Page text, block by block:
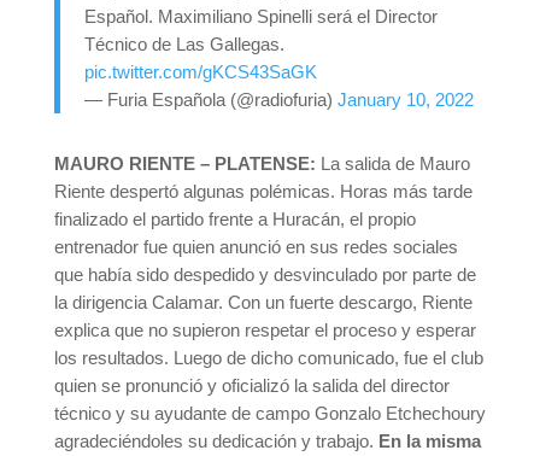
Español. Maximiliano Spinelli será el Director
Técnico de Las Gallegas.
pic.twitter.com/gKCS43SaGK
— Furia Española (@radiofuria) January 10, 2022
MAURO RIENTE – PLATENSE: La salida de Mauro
Riente despertó algunas polémicas. Horas más tarde
finalizado el partido frente a Huracán, el propio
entrenador fue quien anunció en sus redes sociales
que había sido despedido y desvinculado por parte de
la dirigencia Calamar. Con un fuerte descargo, Riente
explica que no supieron respetar el proceso y esperar
los resultados. Luego de dicho comunicado, fue el club
quien se pronunció y oficializó la salida del director
técnico y su ayudante de campo Gonzalo Etchechoury
agradeciéndoles su dedicación y trabajo. En la misma